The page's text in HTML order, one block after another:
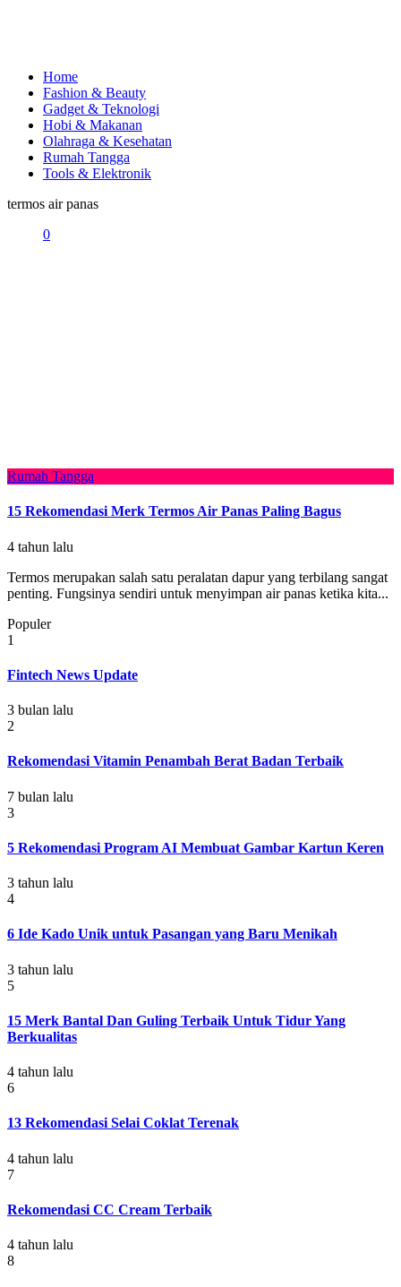
Home
Fashion & Beauty
Gadget & Teknologi
Hobi & Makanan
Olahraga & Kesehatan
Rumah Tangga
Tools & Elektronik
termos air panas
0
Rumah Tangga
15 Rekomendasi Merk Termos Air Panas Paling Bagus
4 tahun lalu
Termos merupakan salah satu peralatan dapur yang terbilang sangat
penting. Fungsinya sendiri untuk menyimpan air panas ketika kita...
Populer
1
Fintech News Update
3 bulan lalu
2
Rekomendasi Vitamin Penambah Berat Badan Terbaik
7 bulan lalu
3
5 Rekomendasi Program AI Membuat Gambar Kartun Keren
3 tahun lalu
4
6 Ide Kado Unik untuk Pasangan yang Baru Menikah
3 tahun lalu
5
15 Merk Bantal Dan Guling Terbaik Untuk Tidur Yang
Berkualitas
4 tahun lalu
6
13 Rekomendasi Selai Coklat Terenak
4 tahun lalu
7
Rekomendasi CC Cream Terbaik
4 tahun lalu
8